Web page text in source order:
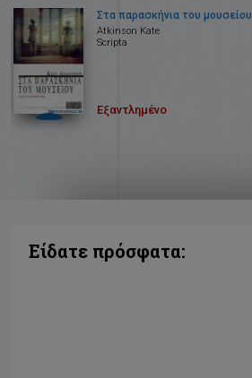
Στα παρασκήνια του μουσείου
Atkinson Kate
Scripta
Εξαντλημένο
Είδατε πρόσφατα: